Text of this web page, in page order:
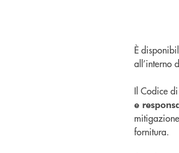
È
all’interno
Il Codice
e
fornitura.